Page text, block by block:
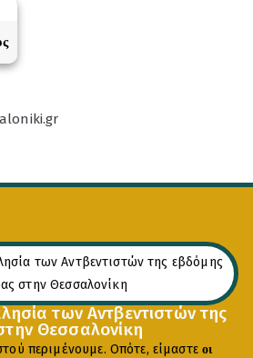
των Αντβεντιστών της
Θεσσαλονίκη
περιμένουμε. Οπότε, είμαστεοι